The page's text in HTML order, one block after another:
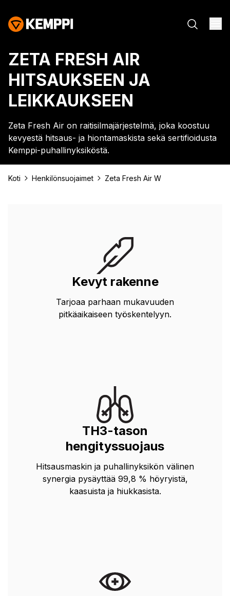
ZETA FRESH AIR
HITSAUKSEEN JA
LEIKKAUKSEEN
Zeta Fresh Air on raitisilmajärjestelmä, joka koostuu
kevyestä hitsaus- ja hiontamaskista sekä sertifioidusta
Kemppi-puhallinyksiköstä.
Koti Henkilönsuojaimet Zeta Fresh Air W
Kevyt rakenne
Tarjoaa parhaan mukavuuden
pitkäaikaiseen työskentelyyn.
TH3-tason
hengityssuojaus
Hitsausmaskin ja puhallinyksikön välinen
synergia pysäyttää 99,8 % höyryistä,
kaasuista ja hiukkasista.